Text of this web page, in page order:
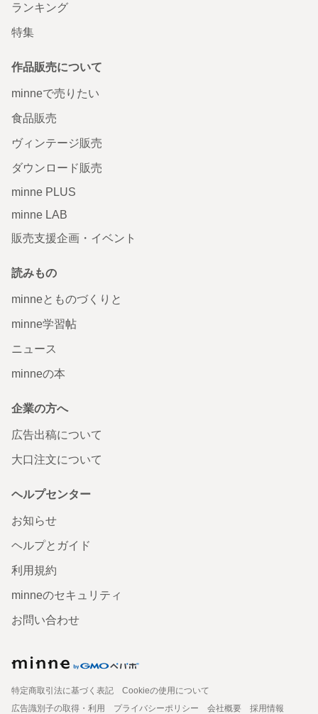
ランキング
特集
作品販売について
minneで売りたい
食品販売
ヴィンテージ販売
ダウンロード販売
minne PLUS
minne LAB
販売支援企画・イベント
読みもの
minneとものづくりと
minne学習帖
ニュース
minneの本
企業の方へ
広告出稿について
大口注文について
ヘルプセンター
お知らせ
ヘルプとガイド
利用規約
minneのセキュリティ
お問い合わせ
特定商取引法に基づく表記
Cookieの使用について
広告識別子の取得・利用
プライバシーポリシー 会社概要
採用情報